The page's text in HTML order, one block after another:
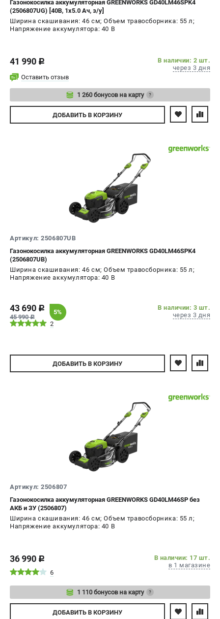
МАГАЗИНЫ
СРАВНЕНИЕ ( 0 )
ПОДДЕРЖКА
Сервисный центр
Юридическим лицам
Правила обмена и возврата
Способы оплаты
Бонусная программа
Как нас найти
САДОВАЯ ТЕХНИКА
Газонокосилки
Культиваторы
ЭЛЕКТРОИНСТРУМЕНТ
Лобзики
Префораторы
Пилы сабельные
Пилы циркулярные
Фонари
Шлифмашины орбитальные
Газонокосилка аккумуляторная GREENWORKS GD40LM46SPK4
(2506807UG) [40В, 1х5.0 Ач, з/у]
Ширина скашивания: 46 см; Объем травосборника: 55 л;
Напряжение аккумулятора: 40 В
41 990 c
В наличии: 2 шт.
через 3 дня
Оставить отзыв
1 260 бонусов на карту ?
Авторизуйтесь
ДОБАВИТЬ В КОРЗИНУ
Артикул: 2506807UB
Газонокосилка аккумуляторная GREENWORKS GD40LM46SPK4
(2506807UB)
Ширина скашивания: 46 см; Объем травосборника: 55 л;
Напряжение аккумулятора: 40 В
43 690 c
45 990c
5%
В наличии: 3 шт.
через 3 дня
2
ДОБАВИТЬ В КОРЗИНУ
Артикул: 2506807
Газонокосилка аккумуляторная GREENWORKS GD40LM46SP без
АКБ и ЗУ (2506807)
Ширина скашивания: 46 см; Объем травосборника: 55 л;
Напряжение аккумулятора: 40 В
36 990 c
В наличии: 17 шт.
в 1 магазине
6
1 110 бонусов на карту ?
Авторизуйтесь
ДОБАВИТЬ В КОРЗИНУ